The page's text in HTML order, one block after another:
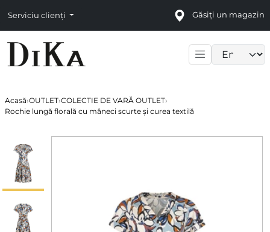
Serviciu clienți Găsiți un magazin
Acasă›OUTLET›COLECTIE DE VARĂ OUTLET›
Rochie lungă florală cu mâneci scurte și curea textilă